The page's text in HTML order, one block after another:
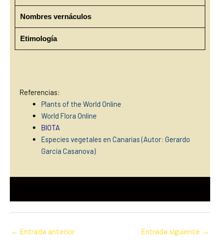
Nombres vernáculos
Etimología
Referencias:
Plants of the World Online
World Flora Online
BIOTA
Especies vegetales en Canarias (Autor: Gerardo
García Casanova)
← Entrada anterior Entrada siguiente →